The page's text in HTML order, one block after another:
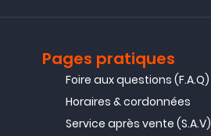
Pages pratiques
Foire aux questions (F.A.Q)
Horaires & cordonnées
Service après vente (S.A.V)